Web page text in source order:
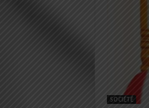
SOCIÉTÉ